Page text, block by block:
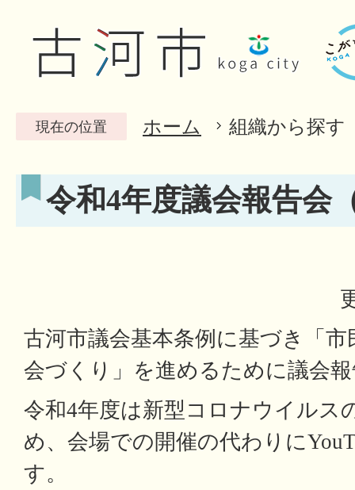
現在の位置 ホーム 組織から探す
令和4年度議会報告会
古河市議会基本条例に基づき「
会づくり」を進めるために議会
令和4年度は新型コロナウイルス
め、会場での開催の代わりに
す。